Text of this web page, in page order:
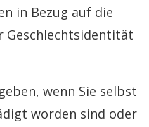
in Bezug auf die
Geschlechtsidentität
wenn Sie selbst
worden sind oder